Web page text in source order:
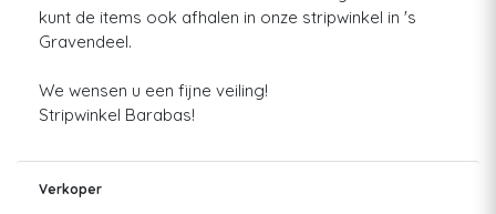
kunt de items ook afhalen in onze stripwinkel in 's
Gravendeel.
We wensen u een fijne veiling!
Stripwinkel Barabas!
Verkoper